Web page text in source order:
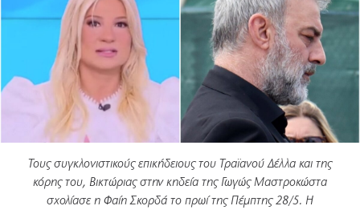
Τους συγκλονιστικούς επικήδειους του Τραϊανού Δέλλα και της
κόρης του, Βικτώριας στην κηδεία της Γωγώς Μαστροκώστα
σχολίασε η Φαίη Σκορδά το πρωί της Πέμπτης 28/5. Η